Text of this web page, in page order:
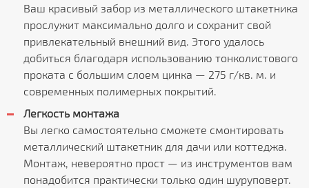
Ваш красивый забор из металлического штакетника
прослужит максимально долго и сохранит свой
привлекательный внешний вид. Этого удалось
добиться благодаря использованию тонколистового
проката с большим слоем цинка — 275 г/кв. м. и
современных полимерных покрытий.
Легкость монтажа
Вы легко самостоятельно сможете смонтировать
металлический штакетник для дачи или коттеджа.
Монтаж, невероятно прост — из инструментов вам
понадобится практически только один шуруповерт.